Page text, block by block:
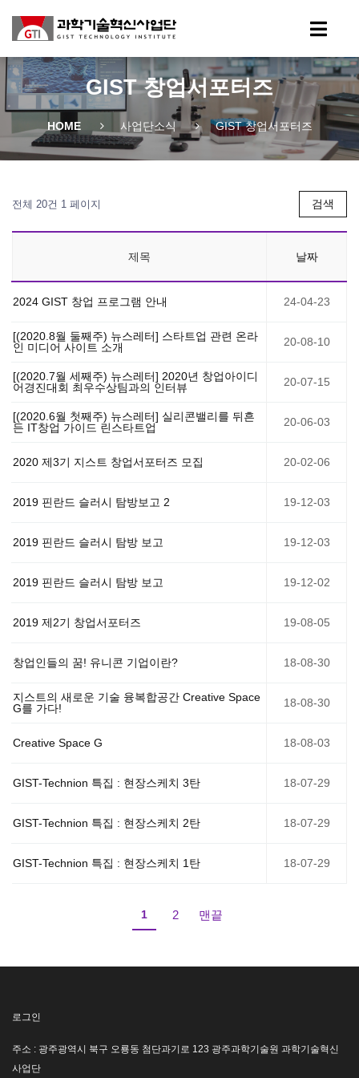
GIST 창업서포터즈
HOME 사업단소식 GIST 창업서포터즈
전체 20건 1 페이지 검색
제목 날짜
2024 GIST 창업 프로그램 안내 24-04-23
[(2020.8월 둘째주) 뉴스레터] 스타트업 관련 온라
인 미디어 사이트 소개
20-08-10
[(2020.7월 세째주) 뉴스레터] 2020년 창업아이디
어경진대회 최우수상팀과의 인터뷰
20-07-15
[(2020.6월 첫째주) 뉴스레터] 실리콘밸리를 뒤흔
든 IT창업 가이드 린스타트업
20-06-03
2020 제3기 지스트 창업서포터즈 모집 20-02-06
2019 핀란드 슬러시 탐방보고 2 19-12-03
2019 핀란드 슬러시 탐방 보고 19-12-03
2019 핀란드 슬러시 탐방 보고 19-12-02
2019 제2기 창업서포터즈 19-08-05
창업인들의 꿈! 유니콘 기업이란? 18-08-30
지스트의 새로운 기술 융복합공간 Creative Space
G를 가다!
18-08-30
Creative Space G 18-08-03
GIST-Technion 특집 : 현장스케치 3탄 18-07-29
GIST-Technion 특집 : 현장스케치 2탄 18-07-29
GIST-Technion 특집 : 현장스케치 1탄 18-07-29
1 2 맨끝
로그인
주소 : 광주광역시 북구 오룡동 첨단과기로 123 광주과학기술원 과학기술혁신
사업단